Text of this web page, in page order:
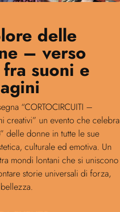
delle
– verso
suoni e
“CORTOCIRCUITI –
creativi” un evento che celebra
delle donne in tutte le sue
culturale ed emotiva. Un
mondi lontani che si uniscono
storie universali di forza,